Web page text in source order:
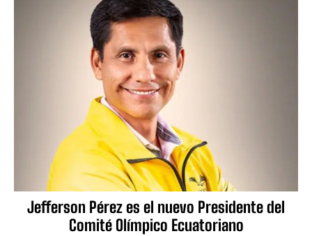
Jefferson Pérez es el nuevo Presidente del
Comité Olímpico Ecuatoriano